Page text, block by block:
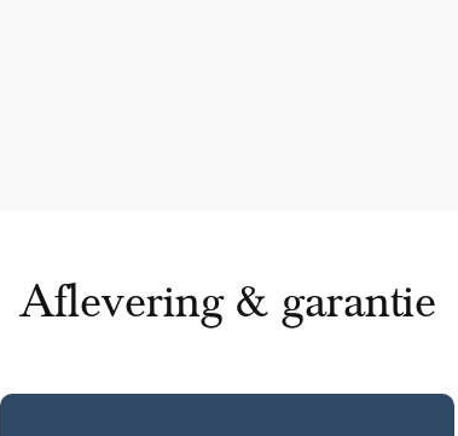
Aflevering & garantie